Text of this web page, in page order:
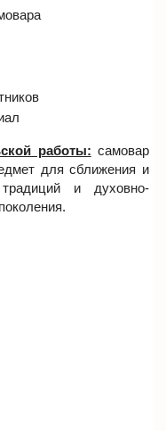
работы: самовар
для сближения и
и духовно-